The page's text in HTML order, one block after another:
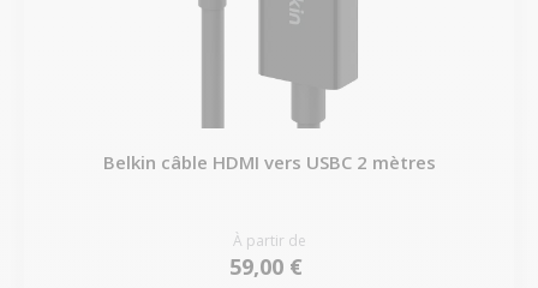
Belkin câble HDMI vers USBC 2 mètres
À partir de
59,00 €